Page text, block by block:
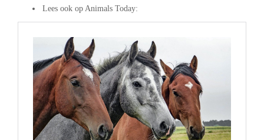
Lees ook op Animals Today: